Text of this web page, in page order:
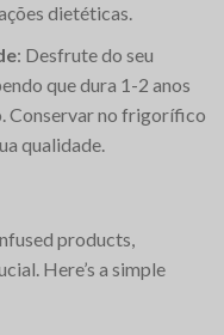
dietéticas.
: Desfrute do seu
que dura 1-2 anos
Conservar no frigorífico
qualidade.
products,
Here’s a simple